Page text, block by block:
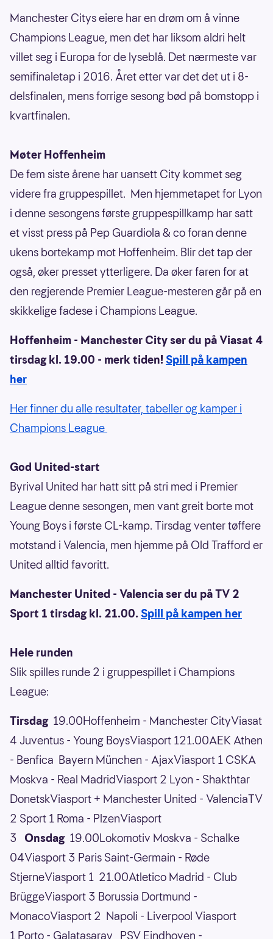
Manchester Citys eiere har en drøm om å vinne
Champions League, men det har liksom aldri helt
villet seg i Europa for de lyseblå. Det nærmeste var
semifinaletap i 2016. Året etter var det det ut i 8-
delsfinalen, mens forrige sesong bød på bomstopp i
kvartfinalen.
Møter Hoffenheim
De fem siste årene har uansett City kommet seg
videre fra gruppespillet. Men hjemmetapet for Lyon
i denne sesongens første gruppespillkamp har satt
et visst press på Pep Guardiola & co foran denne
ukens bortekamp mot Hoffenheim. Blir det tap der
også, øker presset ytterligere. Da øker faren for at
den regjerende Premier League-mesteren går på en
skikkelige fadese i Champions League.
Hoffenheim - Manchester City ser du på Viasat 4
tirsdag kl. 19.00 - merk tiden! Spill på kampen
her
Her finner du alle resultater, tabeller og kamper i
Champions League
God United-start
Byrival United har hatt sitt på stri med i Premier
League denne sesongen, men vant greit borte mot
Young Boys i første CL-kamp. Tirsdag venter tøffere
motstand i Valencia, men hjemme på Old Trafford er
United alltid favoritt.
Manchester United - Valencia ser du på TV 2
Sport 1 tirsdag kl. 21.00. Spill på kampen her
Hele runden
Slik spilles runde 2 i gruppespillet i Champions
League:
Tirsdag19.00Hoffenheim - Manchester CityViasat
4 Juventus - Young BoysViasport 121.00AEK Athen
- Benfica Bayern München - AjaxViasport 1 CSKA
Moskva - Real MadridViasport 2 Lyon - Shakthtar
DonetskViasport + Manchester United - ValenciaTV
2 Sport 1 Roma - PlzenViasport
3 Onsdag19.00Lokomotiv Moskva - Schalke
04Viasport 3 Paris Saint-Germain - Røde
StjerneViasport 1 21.00Atletico Madrid - Club
BrüggeViasport 3 Borussia Dortmund -
MonacoViasport 2 Napoli - Liverpool Viasport
1 Porto - Galatasaray PSV Eindhoven -